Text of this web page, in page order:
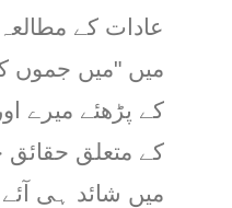
عادات کے
میں "میں جموں
کے پڑھئے میرے
کے متعلق
میں شائد ہی